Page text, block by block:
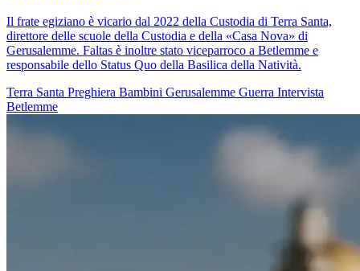
Il frate egiziano è vicario dal 2022 della Custodia di Terra Santa,
direttore delle scuole della Custodia e della «Casa Nova» di
Gerusalemme. Faltas è inoltre stato viceparroco a Betlemme e
responsabile dello Status Quo della Basilica della Natività.
Terra Santa Preghiera Bambini Gerusalemme Guerra Intervista
Betlemme